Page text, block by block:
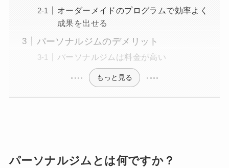
オーダーメイドのプログラムで効率よく
成果を出せる
パーソナルジムのデメリット
パーソナルジムは料金が高い
もっと見る
パーソナルジムとは何ですか？